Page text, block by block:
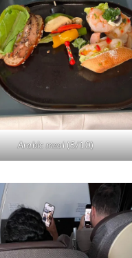
Arabic meal(5/10)